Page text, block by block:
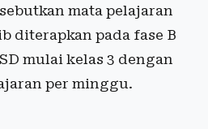
mata pelajaran
diterapkan pada fase B
mulai kelas 3 dengan
per minggu.